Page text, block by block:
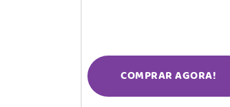
COMPRAR AGORA!